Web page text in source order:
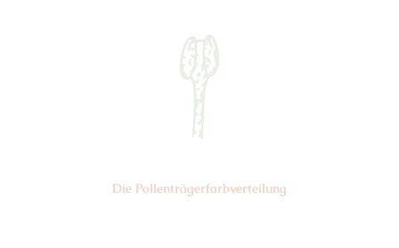
Die Pollen­trägerfarb­verteilung